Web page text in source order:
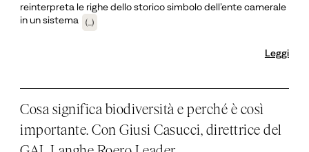
reinterpreta le righe dello storico simbolo dell’ente camerale
in un sistema
(...)
Leggi
Cosa significa biodiversità e perché è così
importante. Con Giusi Casucci, direttrice del